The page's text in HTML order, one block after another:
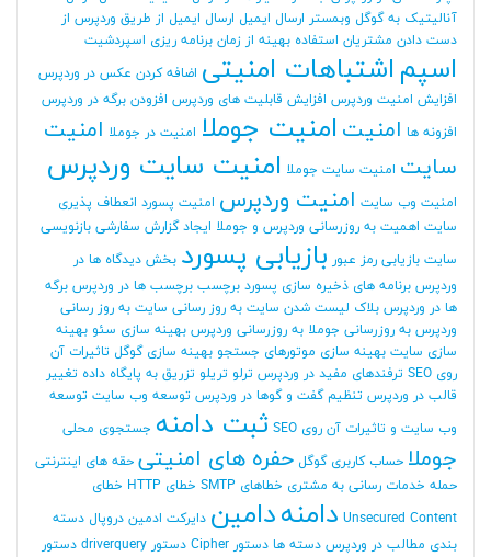
آنالیتیک به گوگل وبمستر ارسال ایمیل ارسال ایمیل از طریق وردپرس از
دست دادن مشتریان استفاده بهینه از زمان برنامه ریزی اسپردشیت
اسپم اشتباهات امنیتی اضافه کردن عکس در وردپرس
افزایش امنیت وردپرس افزایش قابلیت های وردپرس افزودن برگه در وردپرس
افزونه ها امنیت امنیت جوملا امنیت در جوملا امنیت
سایت امنیت سایت جوملا امنیت سایت وردپرس
امنیت وب سایت امنیت وردپرس امنیت پسورد انعطاف پذیری
سایت اهمیت به روزرسانی وردپرس و جوملا ایجاد گزارش سفارشی بازنویسی
سایت بازیابی رمز عبور بازیابی پسورد بخش دیدگاه ها در
وردپرس برنامه های ذخیره سازی پسورد برچسب برچسب ها در وردپرس برگه
ها در وردپرس بلاک لیست شدن سایت به روز رسانی سایت به روز رسانی
وردپرس به روزرسانی جوملا به روزرسانی وردپرس بهینه سازی سئو بهینه
سازی سایت بهینه سازی موتورهای جستجو بهینه سازی گوگل تاثیرات آن
روی SEO
ترفندهای مفید در وردپرس ترلو تریلو تزریق به پایگاه داده تغییر
قالب در وردپرس تنظیم گفت و گوها در وردپرس توسعه وب سایت توسعه
وب سایت و تاثیرات آن روی SEO
ثبت دامنه جستجوی محلی
جوملا حساب کاربری گوگل حفره های امنیتی حقه های اینترنتی
حمله خدمات رسانی به مشتری خطاهای SMTP خطای HTTP
خطای
Unsecured Content دامنهدامین دایرکت ادمین دروپال دسته
بندی مطالب در وردپرس دسته ها دستور Cipher دستور driverquery
دستور